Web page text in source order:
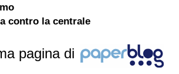
contro la centrale
pagina di